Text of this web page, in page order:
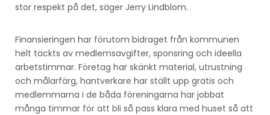
stor respekt på det, säger Jerry Lindblom.
Finansieringen har förutom bidraget från kommunen
helt täckts av medlemsavgifter, sponsring och ideella
arbetstimmar. Företag har skänkt material, utrustning
och målarfärg, hantverkare har ställt upp gratis och
medlemmarna i de båda föreningarna har jobbat
många timmar för att bli så pass klara med huset så att